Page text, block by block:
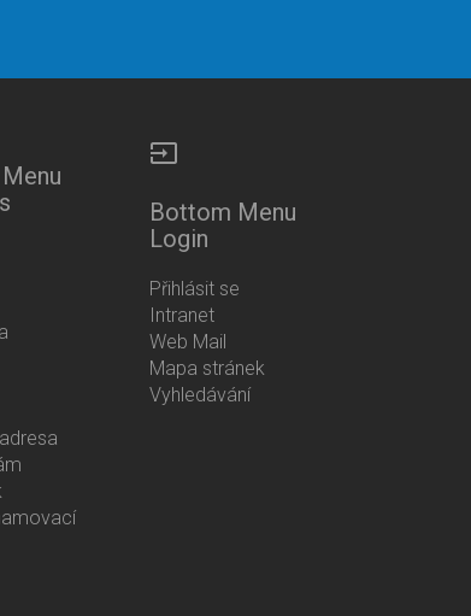
input
Bottom Menu
Login
Přihlásit se
Intranet
Web Mail
Mapa stránek
Vyhledávání